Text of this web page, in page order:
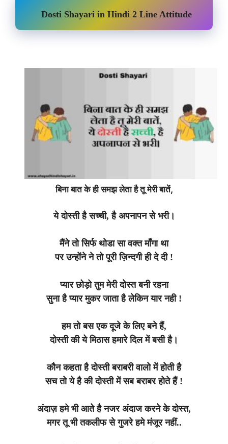
Dosti Shayari in Hindi 2 Line Attitude
बिना बात के ही समझ लेता है तू मेरी बातें,
ये दोस्ती है सच्ची, है अपनापन से भरी।
मैंने तो सिर्फ थोडा सा वक्त माँगा था
पर उन्होंने ने तो पूरी ज़िन्दगी ही दे दी !
प्यार छोड़ो तुम मेरी दोस्त बनी रहना
सुना है प्यार मुकर जाता है लेकिन यार नही !
हम तो बस एक दूजे के लिए बने हैं,
दोस्ती की ये मिठास हमारे दिल में बसी है।
कौन कहता है दोस्ती बराबरी वालो में होती है
सच तो ये है की दोस्ती में सब बराबर होते हैं !
अंदाज़ हमे भी आते है नजर अंदाज करने के दोस्त,
मगर तू भी तकलीफ से गुजरे हमे मंजूर नहीं..